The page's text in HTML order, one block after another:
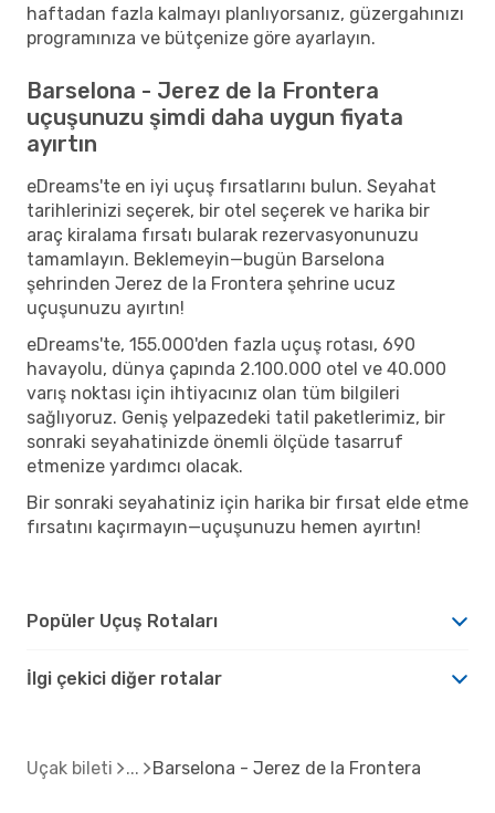
haftadan fazla kalmayı planlıyorsanız, güzergahınızı
programınıza ve bütçenize göre ayarlayın.
Barselona - Jerez de la Frontera
uçuşunuzu şimdi daha uygun fiyata
ayırtın
eDreams'te en iyi uçuş fırsatlarını bulun. Seyahat
tarihlerinizi seçerek, bir otel seçerek ve harika bir
araç kiralama fırsatı bularak rezervasyonunuzu
tamamlayın. Beklemeyin—bugün Barselona
şehrinden Jerez de la Frontera şehrine ucuz
uçuşunuzu ayırtın!
eDreams'te, 155.000'den fazla uçuş rotası, 690
havayolu, dünya çapında 2.100.000 otel ve 40.000
varış noktası için ihtiyacınız olan tüm bilgileri
sağlıyoruz. Geniş yelpazedeki tatil paketlerimiz, bir
sonraki seyahatinizde önemli ölçüde tasarruf
etmenize yardımcı olacak.
Bir sonraki seyahatiniz için harika bir fırsat elde etme
fırsatını kaçırmayın—uçuşunuzu hemen ayırtın!
Popüler Uçuş Rotaları
İlgi çekici diğer rotalar
Uçak bileti Barselona - Jerez de la Frontera